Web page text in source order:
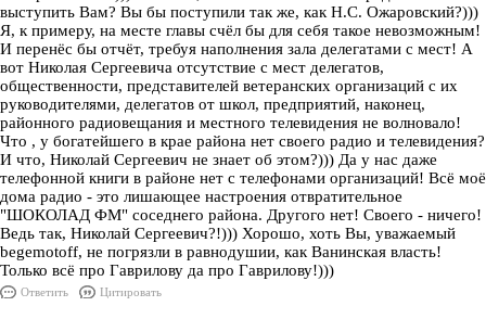
выступить Вам? Вы бы поступили так же, как Н.С. Ожаровский?)))
Я, к примеру, на месте главы счёл бы для себя такое невозможным!
И перенёс бы отчёт, требуя наполнения зала делегатами с мест! А
вот Николая Сергеевича отсутствие с мест делегатов,
общественности, представителей ветеранских организаций с их
руководителями, делегатов от школ, предприятий, наконец,
районного радиовещания и местного телевидения не волновало!
Что , у богатейшего в крае района нет своего радио и телевидения?
И что, Николай Сергеевич не знает об этом?))) Да у нас даже
телефонной книги в районе нет с телефонами организаций! Всё моё
дома радио - это лишающее настроения отвратительное
"ШОКОЛАД ФМ" соседнего района. Другого нет! Своего - ничего!
Ведь так, Николай Сергеевич?!))) Хорошо, хоть Вы, уважаемый
begemotoff, не погрязли в равнодушии, как Ванинская власть!
Только всё про Гаврилову да про Гаврилову!)))
Ответить Цитировать